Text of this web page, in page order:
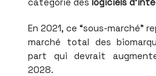
En 2021, ce “sous-marché”
marché total des
part qui devrait
2028.